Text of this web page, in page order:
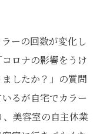
ーの回数が変化し
ロナの影響をうけ
したか？」の質問
るが自宅でカラー
美容室の自主休業